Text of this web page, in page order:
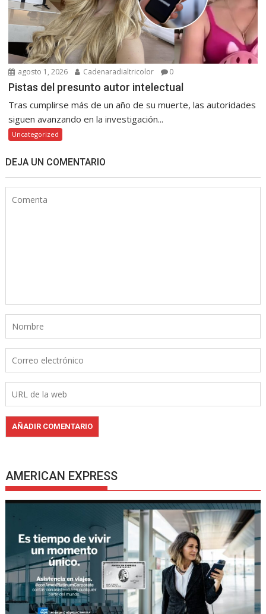
agosto 1, 2026 Cadenaradialtricolor 0
Pistas del presunto autor intelectual
Tras cumplirse más de un año de su muerte, las autoridades
siguen avanzando en la investigación...
Uncategorized
DEJA UN COMENTARIO
AMERICAN EXPRESS